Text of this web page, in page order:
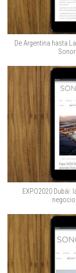
De Argentina hasta
EXPO2020 Dubái: